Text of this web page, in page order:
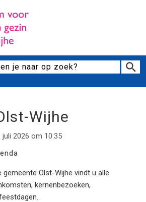
Wijhe
2026 om 10:35
gemeente Olst-Wijhe vindt u alle
kernenbezoeken,